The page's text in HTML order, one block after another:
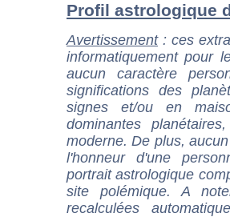
Profil astrologique
Avertissement: ces
informatiquement pour
aucun caractère
significations des
signes et/ou en
dominantes
moderne. De plus,
l'honneur d'une
portrait astrologique
site polémique. A
recalculées